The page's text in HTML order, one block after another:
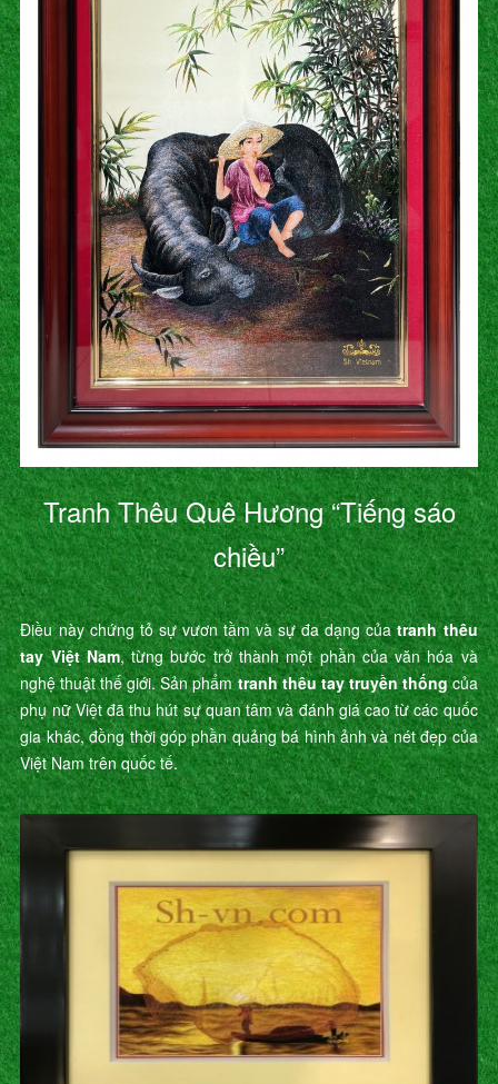
Tranh Thêu Quê Hương “Tiếng sáo
chiều”
Điều này chứng tỏ sự vươn tầm và sự đa dạng củatranh thêu
tay Việt Nam, từng bước trở thành một phần của văn hóa và
nghệ thuật thế giới. Sản phẩmtranh thêu tay truyền thốngcủa
phụ nữ Việt đã thu hút sự quan tâm và đánh giá cao từ các quốc
gia khác, đồng thời góp phần quảng bá hình ảnh và nét đẹp của
Việt Nam trên quốc tế.